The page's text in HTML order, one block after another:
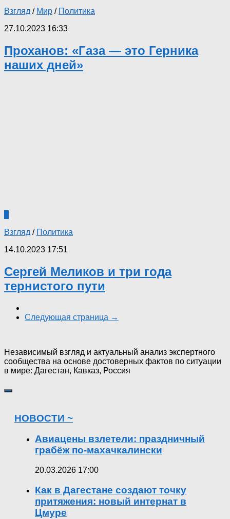
Взгляд / Мир / Политика
27.10.2023 16:33
Проханов: «Газа — это Герника
наших дней»
Взгляд / Политика
14.10.2023 17:51
Сергей Меликов и три года
тернистого пути
Следующая страница →
Независимый взгляд и актуальный анализ экспертного
сообщества на основе достоверных фактов по ситуации
в мире: Дагестан, Кавказ, Россия
НОВОСТИ ~
Авиацены взлетели: праздничный
грабёж по-махачкалински
20.03.2026 17:00
Как в Дагестане создают точку
притяжения: новый интернат в
Цмуре